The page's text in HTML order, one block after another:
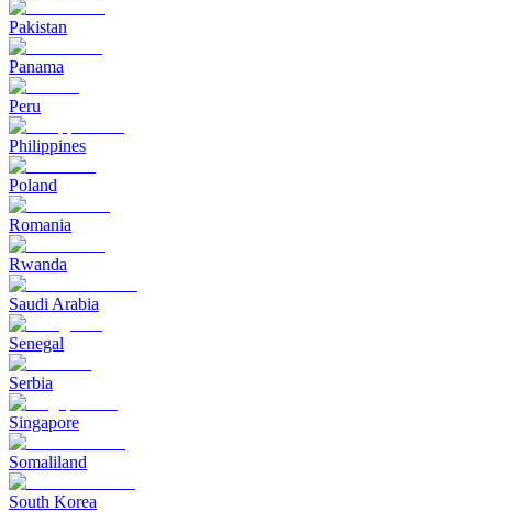
Pakistan
Panama
Peru
Philippines
Poland
Romania
Rwanda
Saudi Arabia
Senegal
Serbia
Singapore
Somaliland
South Korea